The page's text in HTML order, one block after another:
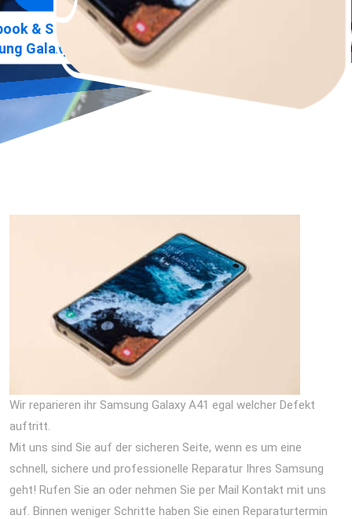
& Smartphone Praxis»
Galaxy A41 Reparatur
Wir reparieren ihr Samsung Galaxy A41 egal welcher Defekt
auftritt.
Mit uns sind Sie auf der sicheren Seite, wenn es um eine
schnell, sichere und professionelle Reparatur Ihres Samsung
geht! Rufen Sie an oder nehmen Sie per Mail Kontakt mit uns
auf. Binnen weniger Schritte haben Sie einen Reparaturtermin